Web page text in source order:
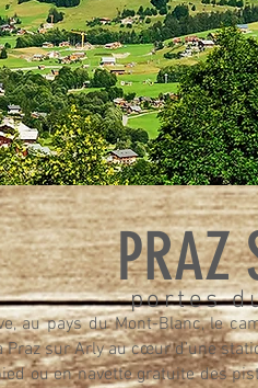
PRAZ
portes
au pays du Mont-Blanc, le
Praz sur Arly au cœur d’une
ou en navette gratuite des